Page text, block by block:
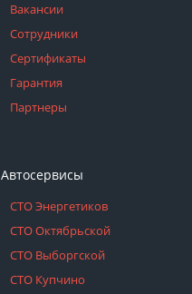
Вакансии
Сотрудники
Сертификаты
Гарантия
Партнеры
Автосервисы
СТО Энергетиков
СТО Октябрьской
СТО Выборгской
СТО Купчино